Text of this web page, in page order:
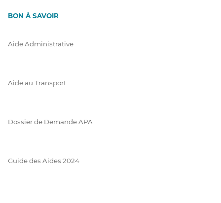
BON À SAVOIR
Aide Administrative
Aide au Transport
Dossier de Demande APA
Guide des Aides 2024